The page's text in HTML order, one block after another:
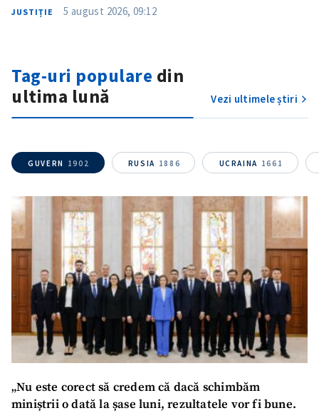
JUSTIȚIE 5 august 2026, 09:12
Tag-uri populare din
ultima lună
Vezi ultimele știri
GUVERN 1902 RUSIA 1886 UCRAINA 1661
„Nu este corect să credem că dacă schimbăm
miniștrii o dată la șase luni, rezultatele vor fi bune.